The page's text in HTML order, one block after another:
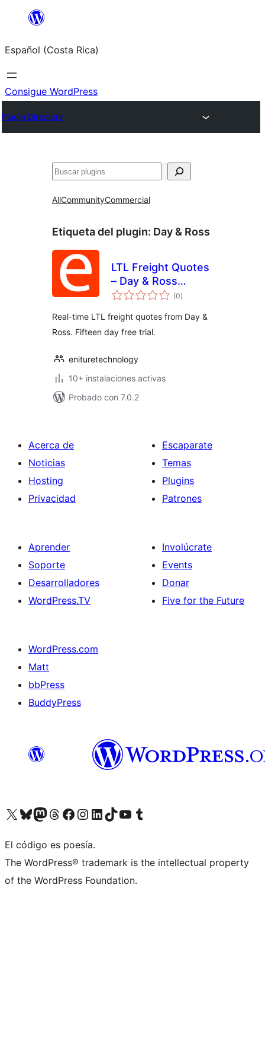
Saltar
contenido
Español (Costa Rica)
Consigue WordPress
Plugin Directory
Buscar
AllCommunityCommercial
Etiqueta del plugin: Day & Ross
LTL Freight Quotes
– Day & Ross
Edition
(0total
de
)
Real-time LTL freight quotes from Day &
Ross. Fifteen day free trial.
enituretechnology
10+ instalaciones activas
Probado con 7.0.2
Acerca de
Noticias
Hosting
Privacidad
Escaparate
Temas
Plugins
Patrones
Aprender
Soporte
Desarrolladores
WordPress.TV
Involúcrate
Events
Donar
Five for the Future
WordPress.com
Matt
bbPress
BuddyPress
Visit our X (formerly Twitter) account
Visit our Bluesky account
Visita nuestra cuenta de Twitter
Visit our Threads account
Visita nuestra página de Facebook
Visite nuestra cuenta de Instagram
Visit our LinkedIn account
Visit our TikTok account
Visit our YouTube channel
Visit our Tumblr account
El código es poesía.
The WordPress® trademark is the intellectual property
of the WordPress Foundation.